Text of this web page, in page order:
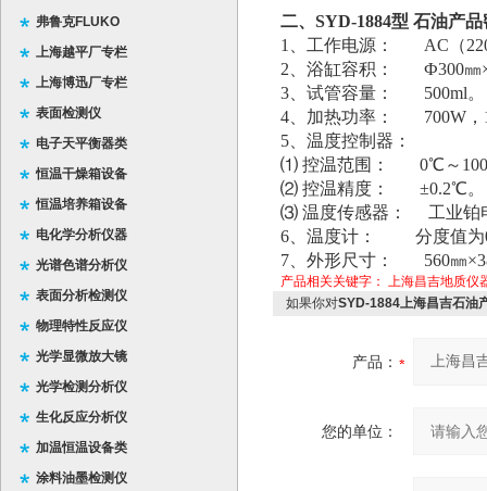
弗鲁克FLUKO
上海越平厂专栏
上海博迅厂专栏
表面检测仪
电子天平衡器类
恒温干燥箱设备
恒温培养箱设备
电化学分析仪器
光谱色谱分析仪
表面分析检测仪
物理特性反应仪
光学显微放大镜
光学检测分析仪
生化反应分析仪
加温恒温设备类
涂料油墨检测仪
二、 SYD-1884型 石油产
1、工作电源： AC（
2、浴缸容积： Ф300㎜
3、试管容量： 500ml。
4、加热功率： 700W，
5、温度控制器：
⑴ 控温范围： 0℃～
⑵ 控温精度： ±0.2℃。
⑶ 温度传感器： 工业铂
6、温度计： 分度值为
7、外形尺寸： 560㎜
产品相关关键字： 上海昌吉地质仪
如果你对SYD-1884上海昌吉石油
产品：
您的单位：